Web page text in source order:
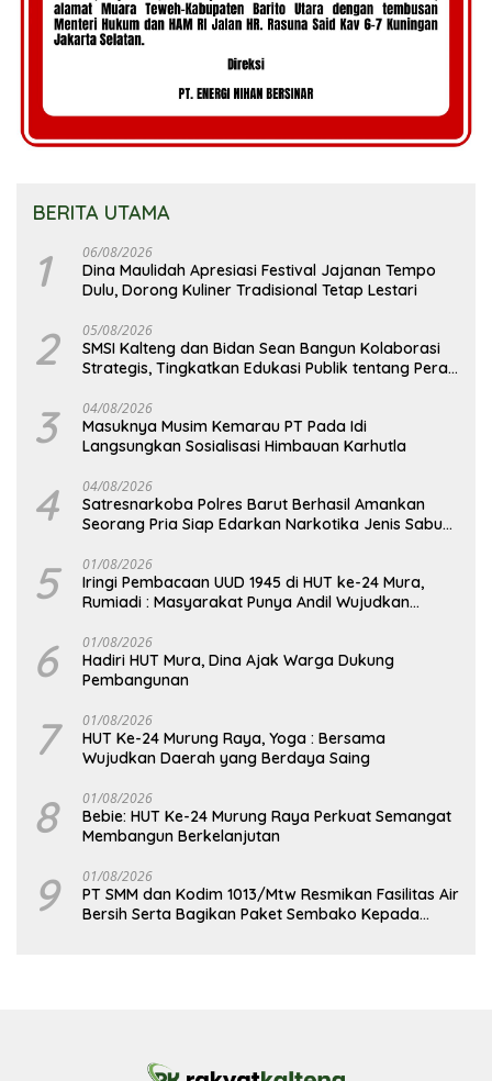
BERITA UTAMA
1 06/08/2026
Dina Maulidah Apresiasi Festival Jajanan Tempo
Dulu, Dorong Kuliner Tradisional Tetap Lestari
2 05/08/2026
SMSI Kalteng dan Bidan Sean Bangun Kolaborasi
Strategis, Tingkatkan Edukasi Publik tentang Peran
3 04/08/2026
Masuknya Musim Kemarau PT Pada Idi
Langsungkan Sosialisasi Himbauan Karhutla
4 04/08/2026
Satresnarkoba Polres Barut Berhasil Amankan
Seorang Pria Siap Edarkan Narkotika Jenis Sabu
5 01/08/2026
Iringi Pembacaan UUD 1945 di HUT ke-24 Mura,
Rumiadi : Masyarakat Punya Andil Wujudkan
6 01/08/2026
Hadiri HUT Mura, Dina Ajak Warga Dukung
Pembangunan
7 01/08/2026
HUT Ke-24 Murung Raya, Yoga : Bersama
Wujudkan Daerah yang Berdaya Saing
8 01/08/2026
Bebie: HUT Ke-24 Murung Raya Perkuat Semangat
Membangun Berkelanjutan
9 01/08/2026
PT SMM dan Kodim 1013/Mtw Resmikan Fasilitas Air
Bersih Serta Bagikan Paket Sembako Kepada